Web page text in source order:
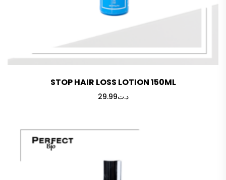
STOP HAIR LOSS LOTION 150ML
د.ت29.99